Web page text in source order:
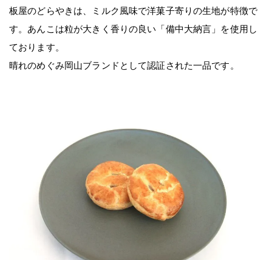
板屋のどらやきは、ミルク風味で洋菓子寄りの生地が特徴で
す。あんこは粒が大きく香りの良い「備中大納言」を使用し
ております。
晴れのめぐみ岡山ブランドとして認証された一品です。